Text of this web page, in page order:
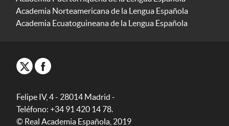
Academia Norteamericana de la Lengua Española
Academia Ecuatoguineana de la Lengua Española
Felipe IV, 4 - 28014 Madrid -
Teléfono: +34 91 420 14 78.
© Real Academia Española, 2019